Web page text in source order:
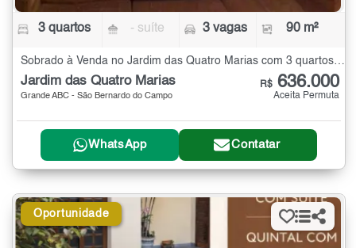
3 quartos - suíte 3 vagas 90 m²
Jardim das Quatro Marias
Grande ABC - São Bernardo do Campo
R$ 636.000
Aceita Permuta
WhatsApp Contatar
Oportunidade